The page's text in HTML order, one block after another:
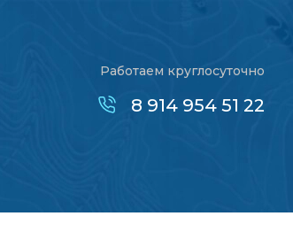
Работаем круглосуточно
8 914 954 51 22